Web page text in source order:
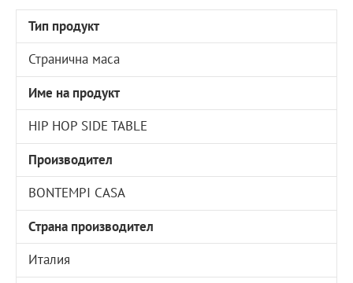
Тип продукт
Странична маса
Име на продукт
HIP HOP SIDE TABLE
Производител
BONTEMPI CASA
Страна производител
Италия